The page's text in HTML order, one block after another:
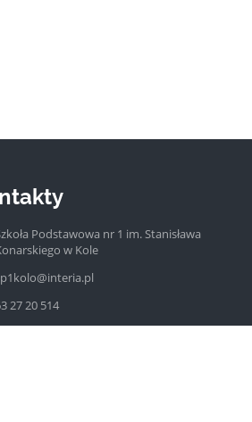
Podstawowa nr 1 im. Stanisława
w Kole
27 20 514